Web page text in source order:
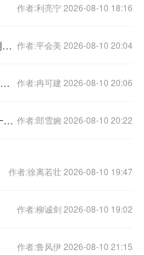
作者:利亮宁 2026-08-10 18:16
[小炮APP]竞彩情报：大阪钢巴休赛期对前场进行补强 作者:平会美 2026-08-10 20:04
中国稀土披露2026年半年报归母净利润同比增长46.53% 作者:冉可建 2026-08-10 20:06
SuperX 披露股份回购最新进展，新一轮回购落地坚定长期价值成长信心 作者:郎雪婉 2026-08-10 20:22
作者:徐离若壮 2026-08-10 19:47
作者:柳诚剑 2026-08-10 19:02
作者:鲁风伊 2026-08-10 21:15